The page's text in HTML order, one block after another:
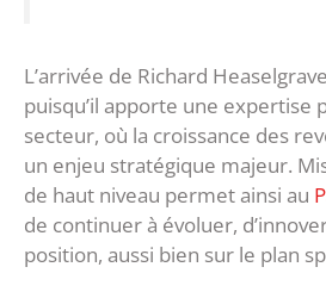
L’arrivée de Richard
puisqu’il apporte une expertise
secteur, où la croissance des
un enjeu stratégique majeur.
de haut niveau permet ainsi au
de continuer à évoluer,
position, aussi bien sur le plan